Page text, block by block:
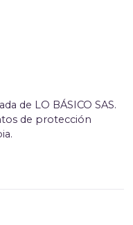
de LO BÁSICO SAS.
de protección